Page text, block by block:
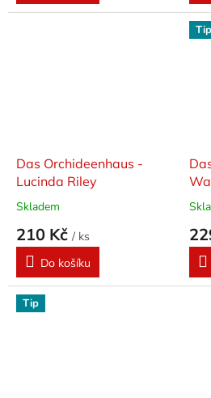
Das Orchideenhaus -
Lucinda Riley
Skladem
210 Kč / ks
Do košíku
Tip
Tip